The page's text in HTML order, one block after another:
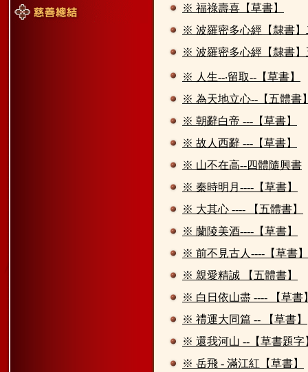
※ 福祿壽喜【草書】
※ 波羅密多心經【隸書】
※ 波羅密多心經【隸書】
※ 人生--‧留取--【草書】
※ 為天地立心--【五體書
※ 朝辭白帝 ---【草書】
※ 故人西辭 ---【草書】
※ 山不在高--四體隨興書
※ 秦時明月----【草書】
※ 大其心 ---- 【五體書】
※ 蘭陵美酒----【草書】
※ 前不見古人----【草書】
※ 親愛精誠 【五體書】
※ 白日依山盡 ---- 【草書
※ 禮運大同篇 -- 【草書】
※ 還我河山 --【草書題字
※ 岳飛 - 滿江紅【草書】